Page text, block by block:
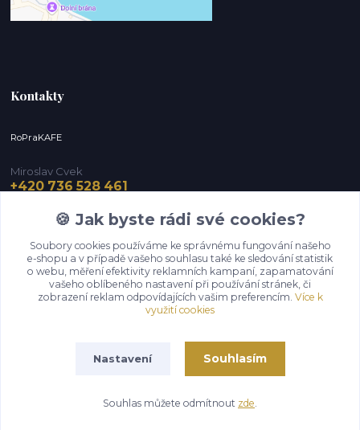
Kontakty
RoPraKAFE
Miroslav Cvek
+420 736 528 461
Upravit sběr cookies.
Vytvořeno na Eshop-rychle.cz
🍪 Jak byste rádi své cookies?
Soubory cookies používáme ke správnému fungování našeho
e-shopu a v případě vašeho souhlasu také ke sledování statistik
o webu, měření efektivity reklamních kampaní, zapamatování
vašeho oblíbeného nastavení při používání stránek, či
zobrazení reklam odpovídajících vašim preferencím. Více k
využití cookies
Nastavení Souhlasím
Souhlas můžete odmítnout zde